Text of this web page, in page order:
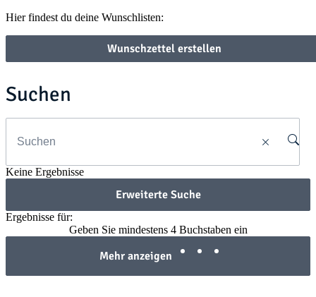
Hier findest du deine Wunschlisten:
Wunschzettel erstellen
Suchen
Keine Ergebnisse
Erweiterte Suche
Ergebnisse für:
Geben Sie mindestens 4 Buchstaben ein
Mehr anzeigen